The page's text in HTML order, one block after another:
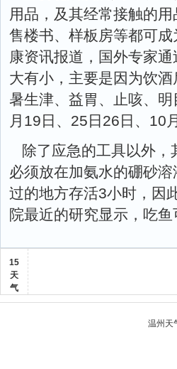
用品，及其经常接触的
售楼书、样板房等都可
康资讯报道，国外专家
大有小，主要是因为饮
暑生津、益胃、止咳、
月19日、25日26日、10
除了应急的工具以外，
必须放在加氨水的硼砂
过的地方存活3小时，因
院最近的研究显示，吃
15
天
气
温州天